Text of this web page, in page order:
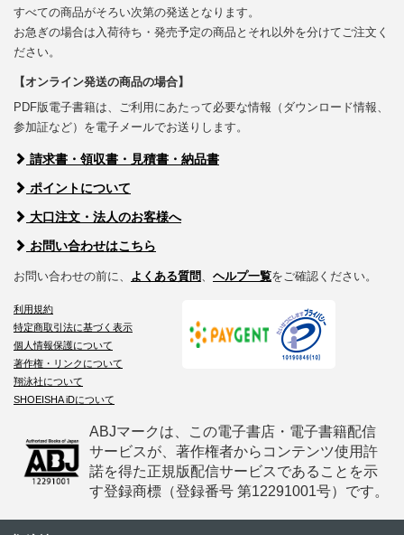
すべての商品がそろい次第の発送となります。
お急ぎの場合は入荷待ち・発売予定の商品とそれ以外を分けてご注文く
ださい。
【オンライン発送の商品の場合】
PDF版電子書籍は、ご利用にあたって必要な情報（ダウンロード情報、
参加証など）を電子メールでお送りします。
請求書・領収書・見積書・納品書
ポイントについて
大口注文・法人のお客様へ
お問い合わせはこちら
お問い合わせの前に、 よくある質問、 ヘルプ一覧をご確認ください。
利用規約
特定商取引法に基づく表示
個人情報保護について
著作権・リンクについて
翔泳社について
SHOEISHA iDについて
ABJマークは、この電子書店・電子書籍配信
サービスが、著作権者からコンテンツ使用許
諾を得た正規版配信サービスであることを示
す登録商標（登録番号 第12291001号）です。